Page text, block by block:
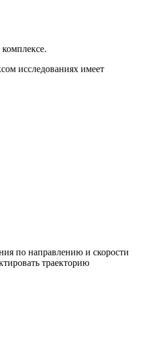
исследованиях имеет
по направлению и скорости
траекторию